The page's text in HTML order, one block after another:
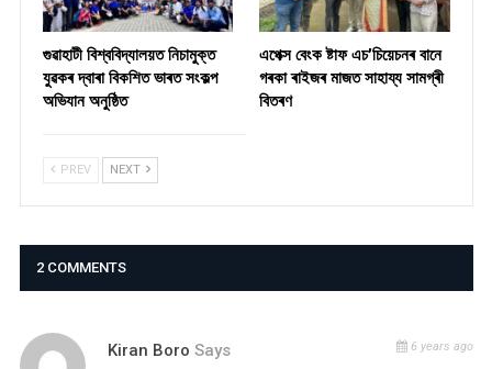
গুৱাহাটী বিশ্ববিদ্যালয়ত নিচামুক্ত
যুৱকৰ দ্বাৰা বিকশিত ভাৰত সংকল্প
অভিযান অনুষ্ঠিত
​এপেক্স বেংক ষ্টাফ এচ’চিয়েচনৰ বানে
গৰকা ৰাইজৰ মাজত সাহায্য সামগ্ৰী
বিতৰণ ​
PREV NEXT
2 COMMENTS
Kiran Boro Says 6 years ago